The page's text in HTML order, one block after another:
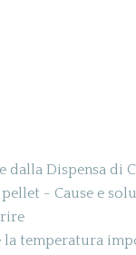
dalla Dispensa di
- Cause e
la temperatura